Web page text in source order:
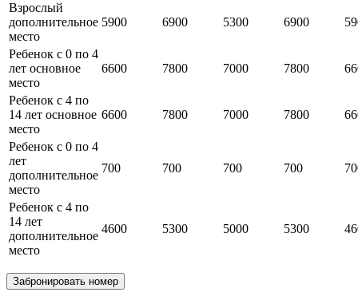
Взрослый
дополнительное
место
5900 6900 5300 6900
Ребенок с 0 по 4
лет основное
место
6600 7800 7000 7800
Ребенок с 4 по
14 лет основное
место
6600 7800 7000 7800
Ребенок с 0 по 4
лет
дополнительное
место
700 700 700 700
Ребенок с 4 по
14 лет
дополнительное
место
4600 5300 5000 5300
Забронировать номер